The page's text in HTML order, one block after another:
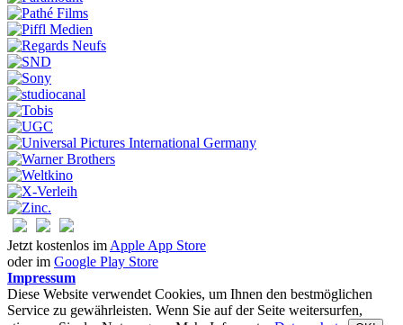
Jetzt kostenlos im Apple App Store
oder im Google Play Store
Impressum
Diese Website verwendet Cookies, um Ihnen den bestmöglichen
Service zu gewährleisten. Wenn Sie auf der Seite weitersurfen,